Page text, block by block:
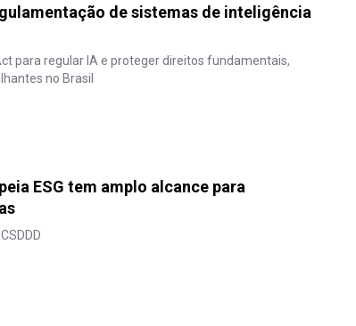
de sistemas de inteligência
para regular IA e proteger direitos fundamentais,
no Brasil
ESG tem amplo alcance para